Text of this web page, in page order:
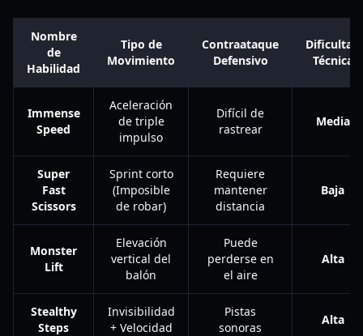
Nombre
de
Habilidad
Tipo de
Movimiento
Contraataque
Defensivo
Dificultad
Técnica
Immense
Speed
Aceleración
de triple
impulso
Difícil de
rastrear
Media
Super
Fast
Scissors
Sprint corto
(Imposible
de robar)
Requiere
mantener
distancia
Baja
Monster
Lift
Elevación
vertical del
balón
Puede
perderse en
el aire
Alta
Stealthy
Steps
Invisibilidad
+ Velocidad
Pistas
sonoras
Alta